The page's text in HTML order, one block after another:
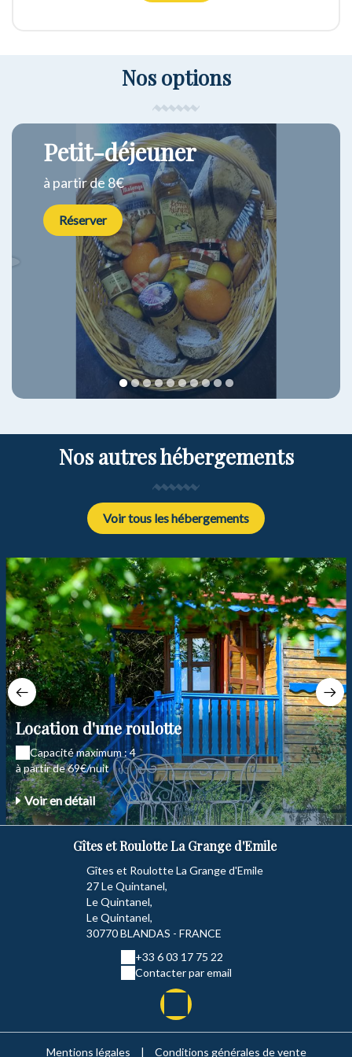
Nos options
Petit-déjeuner
à partir de 8€
Réserver
1 2 3 4 5 6 7 8 9 10
Nos autres hébergements
Voir tous les hébergements
Location d'une roulotte
Capacité maximum : 4
à partir de 69€/nuit
Voir en détail
Gîtes et Roulotte La Grange d'Emile
Gîtes et Roulotte La Grange d'Emile
27 Le Quintanel,
Le Quintanel,
Le Quintanel,
30770 BLANDAS - FRANCE
+33 6 03 17 75 22
Contacter par email
Mentions légales | Conditions générales de vente